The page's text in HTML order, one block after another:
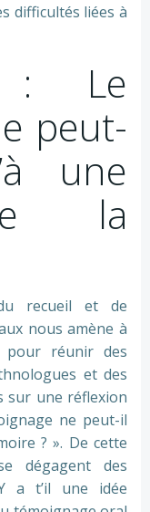
difficultés liées à
: Le
peut-
une
la
recueil et de
nous amène à
pour réunir des
et des
sur une réflexion
ne peut-il
? ». De cette
dégagent des
a t’il une idée